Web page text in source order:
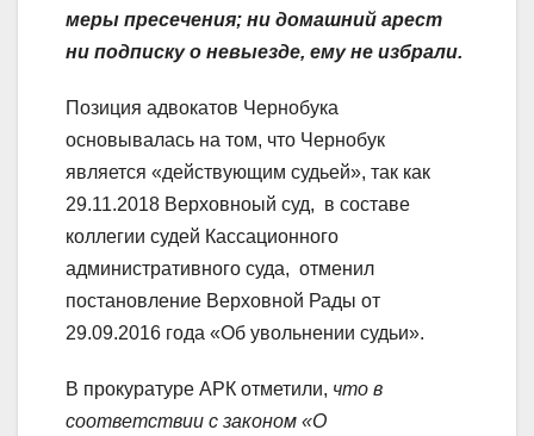
меры пресечения; ни домашний арест
ни подписку о невыезде, ему не избрали.
Позиция адвокатов Чернобука
основывалась на том, что Чернобук
является «действующим судьей», так как
29.11.2018 Верховноый суд, в составе
коллегии судей Кассационного
административного суда, отменил
постановление Верховной Рады от
29.09.2016 года «Об увольнении судьи».
В прокуратуре АРК отметили, что в
соответствии с законом «О